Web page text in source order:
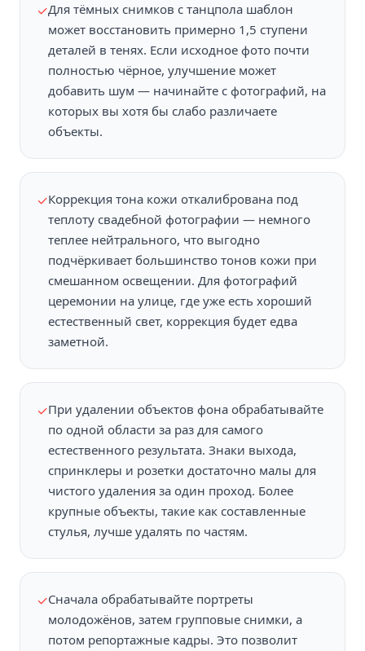
✓Для тёмных снимков с танцпола шаблон
может восстановить примерно 1,5 ступени
деталей в тенях. Если исходное фото почти
полностью чёрное, улучшение может
добавить шум — начинайте с фотографий, на
которых вы хотя бы слабо различаете
объекты.
✓Коррекция тона кожи откалибрована под
теплоту свадебной фотографии — немного
теплее нейтрального, что выгодно
подчёркивает большинство тонов кожи при
смешанном освещении. Для фотографий
церемонии на улице, где уже есть хороший
естественный свет, коррекция будет едва
заметной.
✓При удалении объектов фона обрабатывайте
по одной области за раз для самого
естественного результата. Знаки выхода,
спринклеры и розетки достаточно малы для
чистого удаления за один проход. Более
крупные объекты, такие как составленные
стулья, лучше удалять по частям.
✓Сначала обрабатывайте портреты
молодожёнов, затем групповые снимки, а
потом репортажные кадры. Это позволит